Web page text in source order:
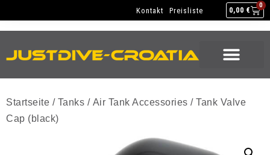
0,00 €
0
Kontakt Preisliste
Startseite / Tanks / Air Tank Accessories / Tank Valve
Cap (black)